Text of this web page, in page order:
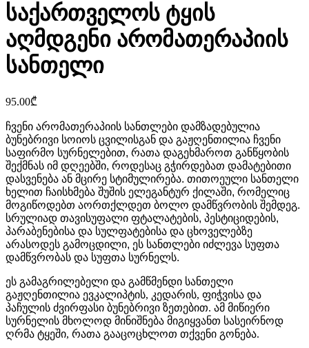
საქართველოს ტყის
აღმდგენი არომათერაპიის
სანთელი
95.00₾
ჩვენი არომათერაპიის სანთლები დამზადებულია
ბუნებრივი სოიოს ცვილისგან და გაჟღენთილია ჩვენი
საფირმო სურნელებით, რათა დაგეხმაროთ განწყობის
შექმნას იმ დღეებში, როდესაც გჭირდებათ დამატებითი
დასვენება ან მცირე სტიმულირება. თითოეული სანთელი
ხელით ჩაისხმება შუშის ელეგანტურ ქილაში, რომელიც
მოგიწოდებთ აორთქლდეთ ბოლო დამწვრობის შემდეგ.
სრულიად თავისუფალი ფტალატების, პესტიციდების,
პარაბენებისა და სულფატებისა და ცხოველებზე
არასოდეს გამოცდილი, ეს სანთლები იძლევა სუფთა
დამწვრობას და სუფთა სურნელს.
ეს გამაგრილებელი და გამწმენდი სანთელი
გაჟღენთილია ევკალიპტის, კედარის, ფიჭვისა და
პაჩულის ძვირფასი ბუნებრივი ზეთებით. ამ მიწიერი
სურნელის მხოლოდ მინიშნება მიგიყვანთ სასეირნოდ
ღრმა ტყეში, რათა გააცოცხლოთ თქვენი გონება.